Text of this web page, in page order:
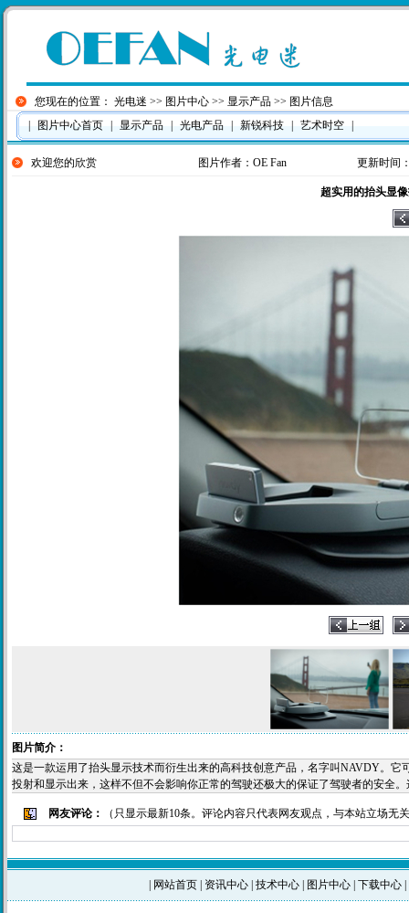
您现在的位置： 光电迷 >> 图片中心 >> 显示产品 >> 图片信息
图片中心首页 显示产品 光电产品 新锐科技 艺术时空
欢迎您的欣赏 图片作者： OE Fan 更新时间
超实用的抬头显
图片简介：
这是一款运用了抬头显示技术而衍生出来的高科技创意产品，名字叫NAVDY。
投射和显示出来，这样不但不会影响你正常的驾驶还极大的保证了驾驶者的安全
网友评论： （只显示最新10条。评论内容只代表网友观点，与本站立场无
网站首页 资讯中心 技术中心 图片中心 下载中心